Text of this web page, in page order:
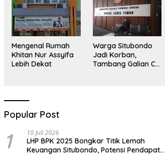
Mengenal Rumah
Khitan Nur Assyifa
Lebih Dekat
Warga Situbondo
Jadi Korban,
Tambang Galian C
Popular Post
1 10 Juli 2026
LHP BPK 2025 Bongkar Titik Lemah
Keuangan Situbondo, Potensi Pendapatan